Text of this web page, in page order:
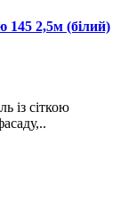
145 2,5м (білий)
із сіткою